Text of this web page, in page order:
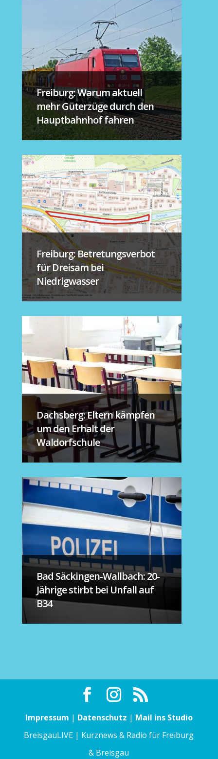
Freiburg: Warum aktuell
mehr Güterzüge durch den
Hauptbahnhof fahren
Freiburg: Betretungsverbot
für Dreisam bei
Niedrigwasser
Dachsberg: Eltern kämpfen
um den Erhalt der
Waldorfschule
Bad Säckingen-Wallbach: 20-
Jährige stirbt bei Unfall auf
B34
Impressum | Datenschutz | Mail ins Studio
BreisgauLIVE | Kurznews & Radio für Freiburg
& Breisgau